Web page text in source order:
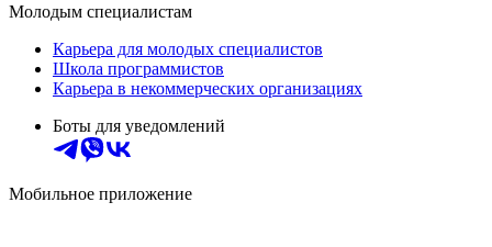
Молодым специалистам
Карьера для молодых специалистов
Школа программистов
Карьера в некоммерческих организациях
Боты для уведомлений
Мобильное приложение